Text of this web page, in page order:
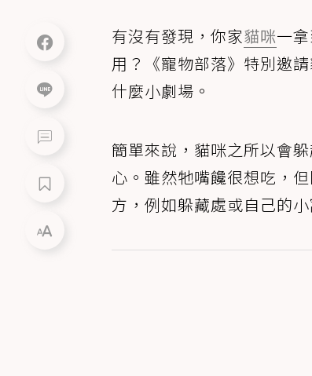
有沒有發現，你家貓咪一
用？《寵物部落》特別邀
什麼小劇場。
簡單來說，貓咪之所以會
心。雖然牠嘴饞很想吃，
方，例如躲藏處或自己的